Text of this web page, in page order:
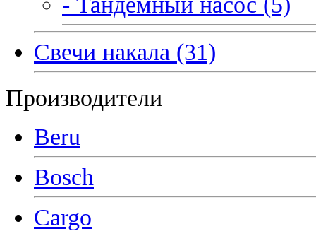
Свечи накала (31)
Производители
Beru
Bosch
Cargo